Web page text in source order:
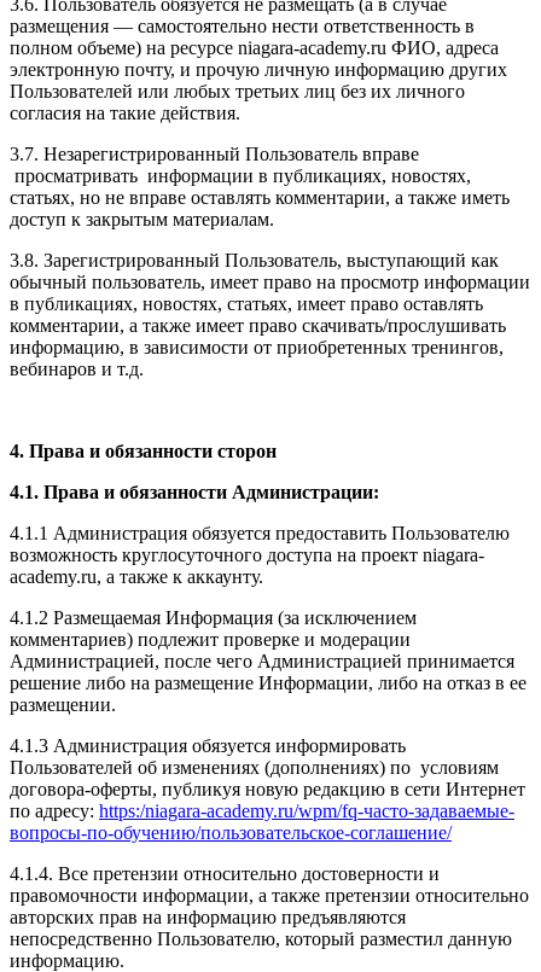
размещения — самостоятельно нести ответственность в
полном объеме) на ресурсе niagara-academy.ru ФИО, адреса
электронную почту, и прочую личную информацию других
Пользователей или любых третьих лиц без их личного
согласия на такие действия.
3.7. Незарегистрированный Пользователь вправе
просматривать информации в публикациях, новостях,
статьях, но не вправе оставлять комментарии, а также иметь
доступ к закрытым материалам.
3.8. Зарегистрированный Пользователь, выступающий как
обычный пользователь, имеет право на просмотр информации
в публикациях, новостях, статьях, имеет право оставлять
комментарии, а также имеет право скачивать/прослушивать
информацию, в зависимости от приобретенных тренингов,
вебинаров и т.д.
4. Права и обязанности сторон
4.1. Права и обязанности Администрации:
4.1.1 Администрация обязуется предоставить Пользователю
возможность круглосуточного доступа на проект niagara-
academy.ru, а также к аккаунту.
4.1.2 Размещаемая Информация (за исключением
комментариев) подлежит проверке и модерации
Администрацией, после чего Администрацией принимается
решение либо на размещение Информации, либо на отказ в ее
размещении.
4.1.3 Администрация обязуется информировать
Пользователей об изменениях (дополнениях) по условиям
договора-оферты, публикуя новую редакцию в сети Интернет
по адресу: https:/niagara-academy.ru/wpm/fq-часто-задаваемые-
вопросы-по-обучению/пользовательское-соглашение/
4.1.4. Все претензии относительно достоверности и
правомочности информации, а также претензии относительно
авторских прав на информацию предъявляются
непосредственно Пользователю, который разместил данную
информацию.